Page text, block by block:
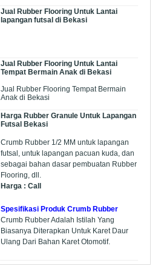
Jual Rubber Flooring Untuk Lantai
lapangan futsal di Bekasi
Jual Rubber Flooring Untuk Lantai
Tempat Bermain Anak di Bekasi
Jual Rubber Flooring Tempat Bermain
Anak di Bekasi
Harga Rubber Granule Untuk Lapangan
Futsal Bekasi
Crumb Rubber 1/2 MM untuk lapangan
futsal, untuk lapangan pacuan kuda, dan
sebagai bahan dasar pembuatan Rubber
Flooring, dll.
Harga : Call
Spesifikasi Produk Crumb Rubber
Crumb Rubber Adalah Istilah Yang
Biasanya Diterapkan Untuk Karet Daur
Ulang Dari Bahan Karet Otomotif.